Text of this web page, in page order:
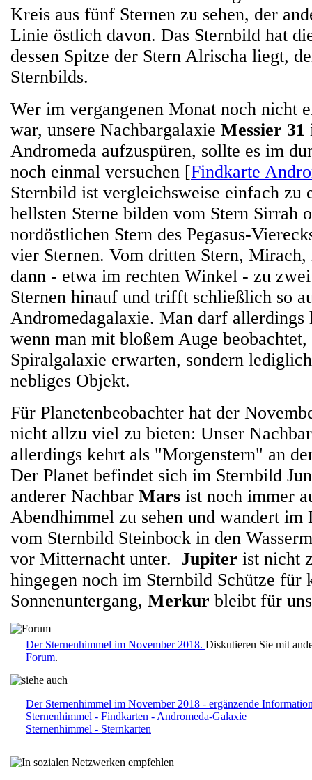
Kreis aus fünf Sternen zu sehen, der
Linie östlich davon. Das Sternbild hat
dessen Spitze der Stern Alrischa liegt,
Sternbilds.
Wer im vergangenen Monat noch nicht
war, unsere Nachbargalaxie Messier 31
Andromeda aufzuspüren, sollte es im
noch einmal versuchen [Findkarte
Sternbild ist vergleichsweise einfach zu
hellsten Sterne bilden vom Stern Sirrah
nordöstlichen Stern des Pegasus-
vier Sternen. Vom dritten Stern, Mirach,
dann - etwa im rechten Winkel - zu
Sternen hinauf und trifft schließlich so
Andromedagalaxie. Man darf allerdings
wenn man mit bloßem Auge
Spiralgalaxie erwarten, sondern
nebliges Objekt.
Für Planetenbeobachter hat der
nicht allzu viel zu bieten: Unser
allerdings kehrt als "Morgenstern" an
Der Planet befindet sich im Sternbild
anderer Nachbar Mars ist noch immer
Abendhimmel zu sehen und wandert im
vom Sternbild Steinbock in den
vor Mitternacht unter. Jupiter ist nicht
hingegen noch im Sternbild Schütze für
Sonnenuntergang, Merkur bleibt für
Der Sternenhimmel im November 2018. Diskutieren Sie mit
Forum.
Der Sternenhimmel im November 2018 - ergänzende
Sternenhimmel - Findkarten - Andromeda-Galaxie
Sternenhimmel - Sternkarten